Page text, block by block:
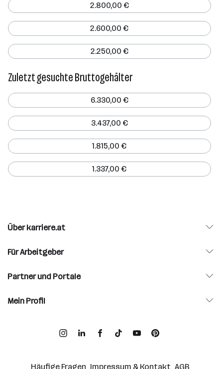
2.800,00 €
2.600,00 €
2.250,00 €
Zuletzt gesuchte Bruttogehälter
6.330,00 €
3.437,00 €
1.815,00 €
1.337,00 €
Über karriere.at
Für Arbeitgeber
Partner und Portale
Mein Profil
Häufige Fragen Impressum & Kontakt AGB